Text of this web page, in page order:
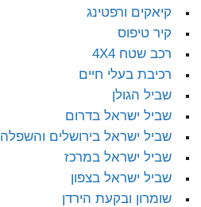
קיאקים ורפטינג
קיר טיפוס
רכב שטח 4X4
רכיבת בעלי חיים
שביל הגולן
שביל ישראל בדרום
שביל ישראל בירושלים והשפלה
שביל ישראל במרכז
שביל ישראל בצפון
שומרון ובקעת הירדן